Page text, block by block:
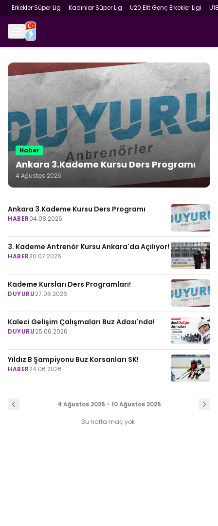
Erkekler Süper Lig Kadınlar Süper Lig U20 Elit Genç Erkekler Ligi
Haber
Ankara 3.Kademe Kursu Ders Programı
4 Ağustos 2026
Ankara 3.Kademe Kursu Ders Programı
HABER04.08.2026
3. Kademe Antrenör Kursu Ankara'da Açılıyor!
HABER30.07.2026
Kademe Kursları Ders Programları!
DUYURU27.06.2026
Kaleci Gelişim Çalışmaları Buz Adası'nda!
DUYURU25.06.2026
Yıldız B Şampiyonu Buz Korsanları SK!
HABER24.06.2026
4 Ağustos 2026 - 10 Ağustos 2026
Bu hafta maç yok